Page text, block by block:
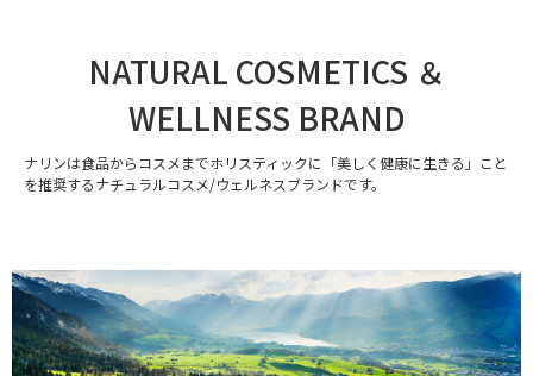
NATURAL COSMETICS ＆
WELLNESS BRAND
ナリンは食品からコスメまでホリスティックに「美しく健康に生きる」こと
を推奨するナチュラルコスメ/ウェルネスブランドです。